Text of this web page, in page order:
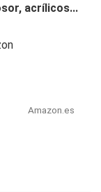
acrílicos...
Amazon.es